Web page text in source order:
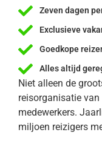
Zeven dagen
Exclusieve
Goedkope
Alles altijd
Niet alleen de
reisorganisatie
medewerkers.
miljoen reizigers